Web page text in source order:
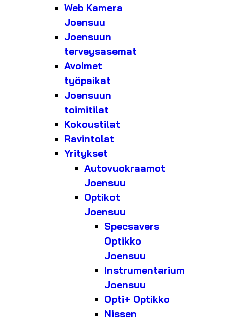
Web Kamera
Joensuu
Joensuun
terveysasemat
Avoimet
työpaikat
Joensuun
toimitilat
Kokoustilat
Ravintolat
Yritykset
Autovuokraamot
Joensuu
Optikot
Joensuu
Specsavers
Optikko
Joensuu
Instrumentarium
Joensuu
Opti+ Optikko
Nissen